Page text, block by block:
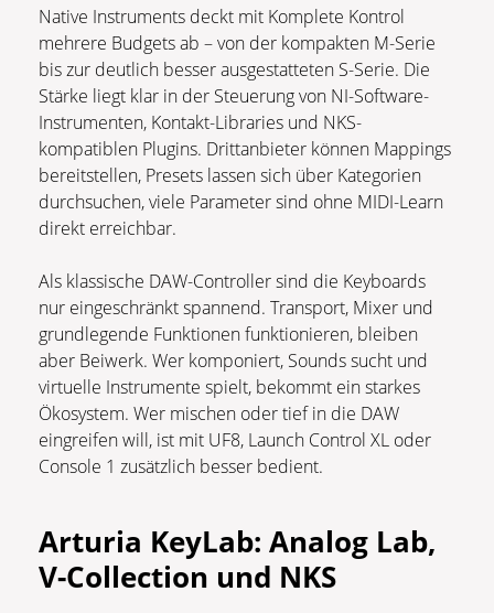
Native Instruments deckt mit Komplete Kontrol
mehrere Budgets ab – von der kompakten M-Serie
bis zur deutlich besser ausgestatteten S-Serie. Die
Stärke liegt klar in der Steuerung von NI-Software-
Instrumenten, Kontakt-Libraries und NKS-
kompatiblen Plugins. Drittanbieter können Mappings
bereitstellen, Presets lassen sich über Kategorien
durchsuchen, viele Parameter sind ohne MIDI-Learn
direkt erreichbar.
Als klassische DAW-Controller sind die Keyboards
nur eingeschränkt spannend. Transport, Mixer und
grundlegende Funktionen funktionieren, bleiben
aber Beiwerk. Wer komponiert, Sounds sucht und
virtuelle Instrumente spielt, bekommt ein starkes
Ökosystem. Wer mischen oder tief in die DAW
eingreifen will, ist mit UF8, Launch Control XL oder
Console 1 zusätzlich besser bedient.
Arturia KeyLab: Analog Lab,
V-Collection und NKS